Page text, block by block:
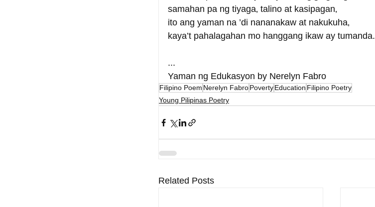
samahan pa ng tiyaga‚ talino at kasipagan‚
ito ang yaman na ’di nananakaw at nakukuha‚
kaya’t pahalagahan mo hanggang ikaw ay tumanda.
...
Yaman ng Edukasyon by Nerelyn Fabro
Filipino Poem Nerelyn FabroPovertyEducation Filipino Poetry
Young Pilipinas Poetry
Related Posts